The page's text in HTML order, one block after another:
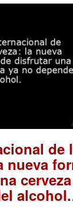
de
nueva
alcohol.